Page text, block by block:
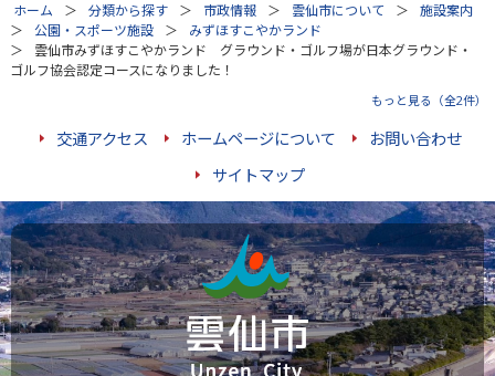
ホーム 分類から探す 市政情報 雲仙市について
施設案内
公園・スポーツ施設
みずほすこやかランド
雲仙市みずほすこやかランド グラウンド・ゴルフ場が日本グラウンド・
ゴルフ協会認定コースになりました！
もっと見る（全2件）
交通アクセス ホームページについて
お問い合わせ
サイトマップ